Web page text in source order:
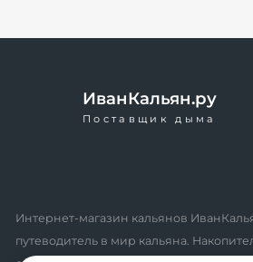
ИванКальян.ру
Поставщик дыма
Интернет-магазин кальянов
путеводитель в мир кальяна.